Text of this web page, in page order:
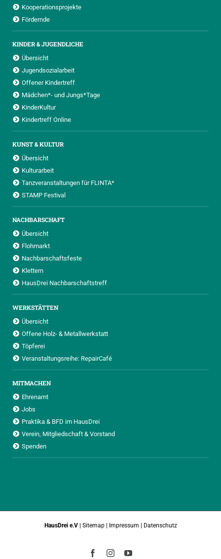
Kooperationsprojekte
Fördernde
KINDER & JUGENDLICHE
Übersicht
Jugendsozialarbeit
Offener Kindertreff
Mädchen*- und Jungs*Tage
KinderKultur
Kindertreff Online
KUNST & KULTUR
Übersicht
Kulturarbeit
Tanzveranstaltungen für FLINTA*
STAMP Festival
NACHBARSCHAFT
Übersicht
Flohmarkt
Nachbarschaftsfeste
Klettern
HausDrei Nachbarschaftstreff
WERKSTÄTTEN
Übersicht
Offene Holz- & Metallwerkstatt
Töpferei
Veranstaltungsreihe: RepairCafé
MITMACHEN
Ehrenamt
Jobs
Praktika & BFD im HausDrei
Verein, Mitgliedschaft & Vorstand
Spenden
HausDrei e.V | Sitemap| Impressum | Datenschutz
FacebookInstagramYouTube